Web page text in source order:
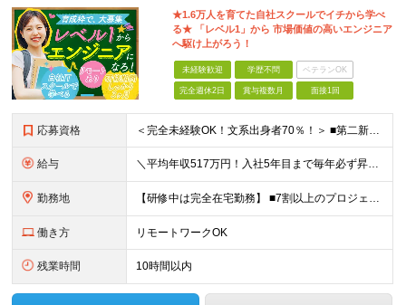
★1.6万人を育てた自社スクールでイチから学べ
る★ 「レベル1」から 市場価値の高いエンジニア
へ駆け上がろう！
未経験歓迎 学歴不問 ベテランOK
完全週休2日 賞与複数月 面接1回
応募資格 ＜完全未経験OK！文系出身者70％！＞ ■第二新卒歓迎 ■学歴・経歴不問・社会人未経験もOK ■20代を中心に活躍中◎ ★☆先輩たちの前職☆★ 元アパレルスタッフや塾講師、介護士、事務、営業など社員
給与 ＼平均年収517万円！入社5年目まで毎年必ず昇給／ ■賞与年3回 ■年収800万円以上も可 ■入社3年以上の平均年収469.2万円 月給23万2000円以上＋賞与年3回＋各種手当 ☆入社5年目まで最
勤務地 【研修中は完全在宅勤務】 ■7割以上のプロジェクトでリモートワークを導入 ■一都三県のプロジェクト先 ■転居を伴う転勤なし ＜プロジェクト先＞ 東京・神奈川・千葉・埼玉でのプロジェクト先にて勤務いた
働き方 リモートワークOK
残業時間 10時間以内